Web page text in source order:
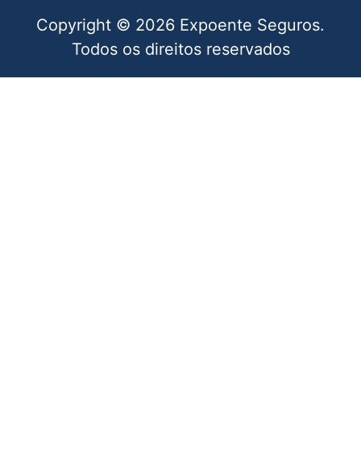
Copyright © 2026 Expoente Seguros.
Todos os direitos reservados